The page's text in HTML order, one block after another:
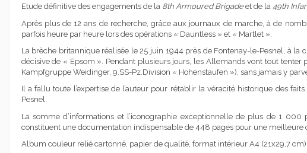
Etude définitive des engagements de la 8th Armoured Brigadeet de la 49th
Après plus de 12 ans de recherche, grâce aux journaux de marche, à de
parfois heure par heure lors des opérations « Dauntless » et « Martlet ».
La brèche britannique réalisée le 25 juin 1944 près de Fontenay-le-Pesnel, à
décisive de « Epsom ». Pendant plusieurs jours, les Allemands vont tout tenter
Kampfgruppe Weidinger, 9.SS-Pz.Division « Hohenstaufen »), sans jamais y
Il a fallu toute l’expertise de l’auteur pour rétablir la véracité historique des
Pesnel.
La somme d’informations et l’iconographie exceptionnelle de plus de 1
constituent une documentation indispensable de 448 pages pour une meilleure
Album couleur relié cartonné, papier de qualité, format intérieur A4 (21x29,7